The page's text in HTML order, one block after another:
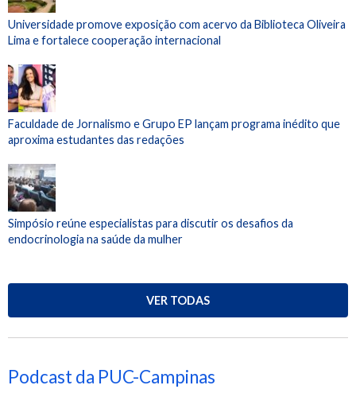
Universidade promove exposição com acervo da Biblioteca Oliveira
Lima e fortalece cooperação internacional
Faculdade de Jornalismo e Grupo EP lançam programa inédito que
aproxima estudantes das redações
Simpósio reúne especialistas para discutir os desafios da
endocrinologia na saúde da mulher
VER TODAS
Podcast da PUC-Campinas